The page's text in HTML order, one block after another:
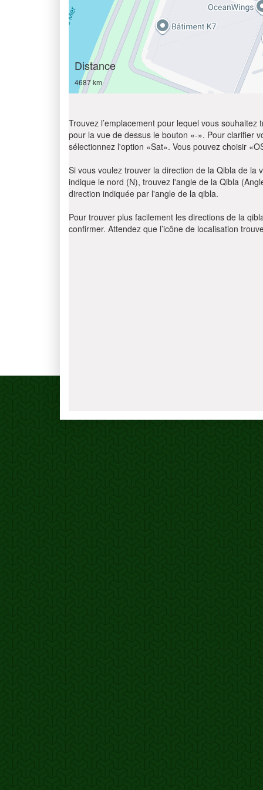
Distance
4687 km
Trouvez l’emplacement pour lequel vous
pour la vue de dessus le bouton «-». Pour clarifier
sélectionnez l'option «Sat». Vous pouvez choisir
Si vous voulez trouver la direction de la Qibla de la
indique le nord (N), trouvez l'angle de la Qibla
direction indiquée par l'angle de la qibla.
Pour trouver plus facilement les directions de la
confirmer. Attendez que l’icône de localisation